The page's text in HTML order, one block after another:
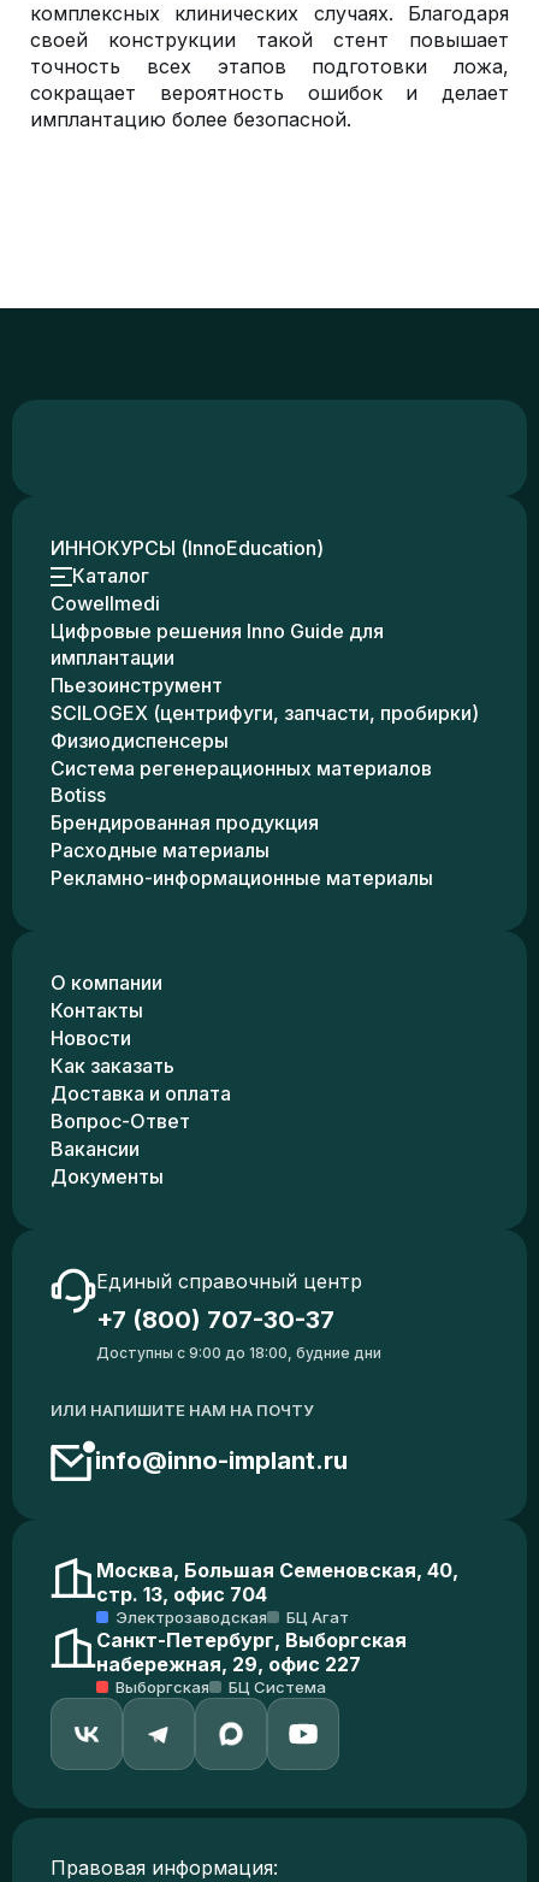
комплексных клинических случаях. Благодаря
своей конструкции такой стент повышает
точность всех этапов подготовки ложа,
сокращает вероятность ошибок и делает
имплантацию более безопасной.
ИННОКУРСЫ (InnoEducation)
Каталог
Cowellmedi
Цифровые решения Inno Guide для
имплантации
Пьезоинструмент
SCILOGEX (центрифуги, запчасти, пробирки)
Физиодиспенсеры
Система регенерационных материалов
Botiss
Брендированная продукция
Расходные материалы
Рекламно-информационные материалы
О компании
Контакты
Новости
Как заказать
Доставка и оплата
Вопрос-Ответ
Вакансии
Документы
Единый справочный центр
+7 (800) 707-30-37
Доступны с 9:00 до 18:00, будние дни
ИЛИ НАПИШИТЕ НАМ НА ПОЧТУ
info@inno-implant.ru
Москва, Большая Семеновская, 40,
стр. 13, офис 704
Электрозаводская БЦ Агат
Санкт-Петербург, Выборгская
набережная, 29, офис 227
Выборгская БЦ Система
Правовая информация: